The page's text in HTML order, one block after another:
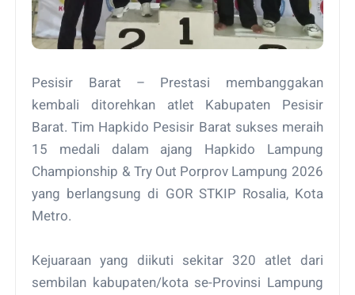
Pesisir Barat – Prestasi membanggakan
kembali ditorehkan atlet Kabupaten Pesisir
Barat. Tim Hapkido Pesisir Barat sukses meraih
15 medali dalam ajang Hapkido Lampung
Championship & Try Out Porprov Lampung 2026
yang berlangsung di GOR STKIP Rosalia, Kota
Metro.
Kejuaraan yang diikuti sekitar 320 atlet dari
sembilan kabupaten/kota se-Provinsi Lampung